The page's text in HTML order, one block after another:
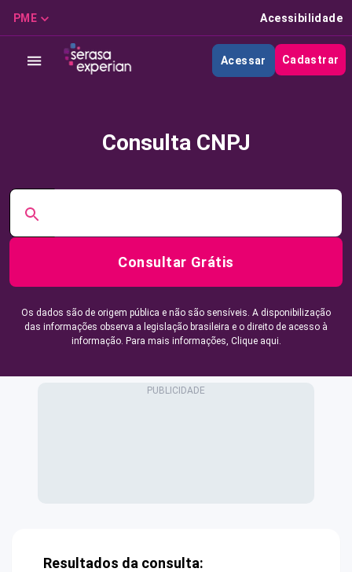
PME Acessibilidade
Acessar Cadastrar
Consulta CNPJ
Consultar Grátis
Os dados são de origem pública e não são sensíveis. A disponibilização
das informações observa a legislação brasileira e o direito de acesso à
informação. Para mais informações, Clique aqui.
Resultados da consulta: